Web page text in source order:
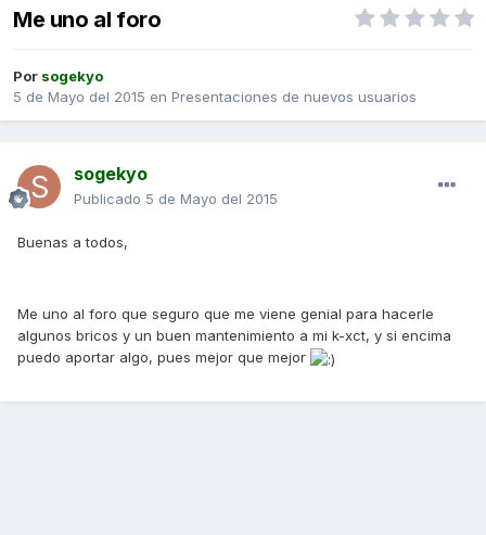
Me uno al foro
Por sogekyo
5 de Mayo del 2015 en Presentaciones de nuevos usuarios
sogekyo
Publicado 5 de Mayo del 2015
Buenas a todos,
Me uno al foro que seguro que me viene genial para hacerle
algunos bricos y un buen mantenimiento a mi k-xct, y si encima
puedo aportar algo, pues mejor que mejor